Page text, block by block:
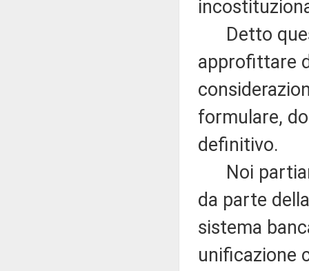
Detto
approfittare
formulare,
definitivo.
Noi
da parte
sistema
unificazione